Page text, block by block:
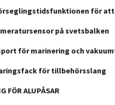
för
på svetsbalken
för marinering och
för tillbehörsslang
FÖR ALUPÅSAR